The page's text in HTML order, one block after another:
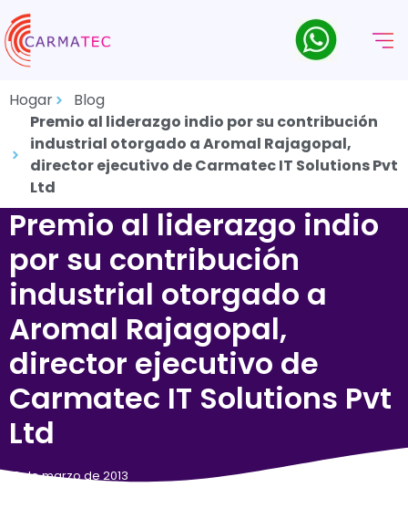
Hogar
Blog
Premio al liderazgo indio por su contribución
industrial otorgado a Aromal Rajagopal,
director ejecutivo de Carmatec IT Solutions Pvt
Ltd
Premio al liderazgo indio
por su contribución
industrial otorgado a
Aromal Rajagopal,
director ejecutivo de
Carmatec IT Solutions Pvt
Ltd
12 de marzo de 2013